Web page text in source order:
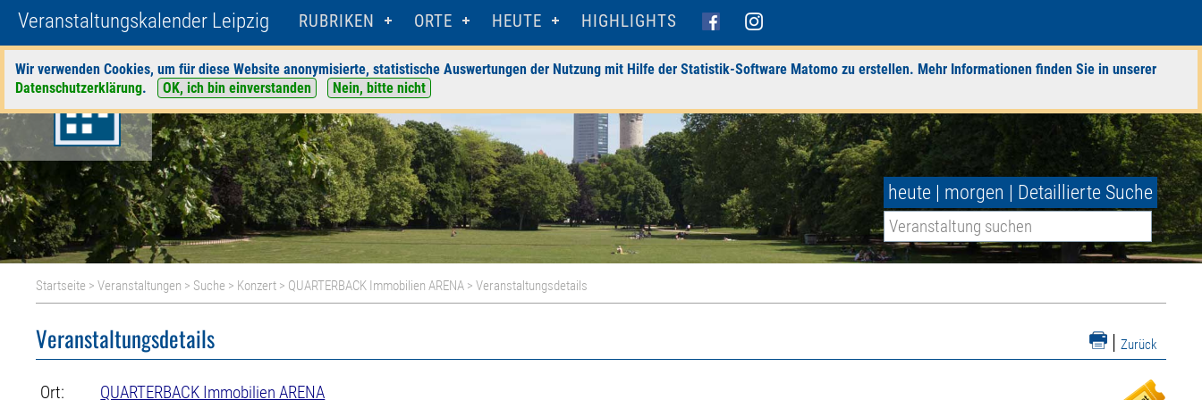
Veranstaltungskalender Leipzig RUBRIKEN ORTE HEUTE HIGHLIGHTS
Wir verwenden Cookies, um für diese Website anonymisierte, statistische Auswertungen der Nutzung mit Hilfe der Statistik-Software Matomo zu erstellen. Mehr Informationen finden Sie in unserer
Datenschutzerklärung. OK, ich bin einverstanden Nein, bitte nicht
heute | morgen | Detaillierte Suche
Startseite >Veranstaltungen > Suche > Konzert > QUARTERBACK Immobilien ARENA > Veranstaltungsdetails
| Zurück
Veranstaltungsdetails
Ort: QUARTERBACK Immobilien ARENA